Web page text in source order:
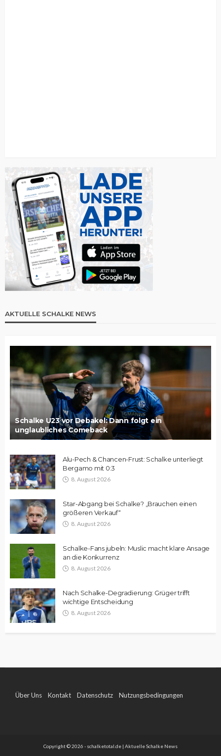
AKTUELLE SCHALKE NEWS
Schalke U23 vor Debakel: Dann folgt ein
unglaubliches Comeback
Alu-Pech & Chancen-Frust: Schalke unterliegt
Bergamo mit 0:3
8. August 2026
Star-Abgang bei Schalke? „Brauchen einen
größeren Verkauf“
8. August 2026
Schalke-Fans jubeln: Muslic macht klare Ansage
an die Konkurrenz
8. August 2026
Nach Schalke-Degradierung: Grüger trifft
wichtige Entscheidung
8. August 2026
Über Uns Kontakt Datenschutz Nutzungsbedingungen
Copyright © 2026 - schalketotal.de | Aktuelle Schalke News